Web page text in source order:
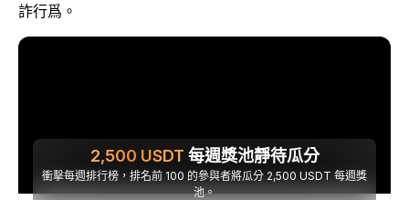
詐行爲。
2,500 USDT 每週獎池靜待瓜分
衝擊每週排行榜，排名前 100 的參與者將瓜分 2,500 USDT 每週獎
池。